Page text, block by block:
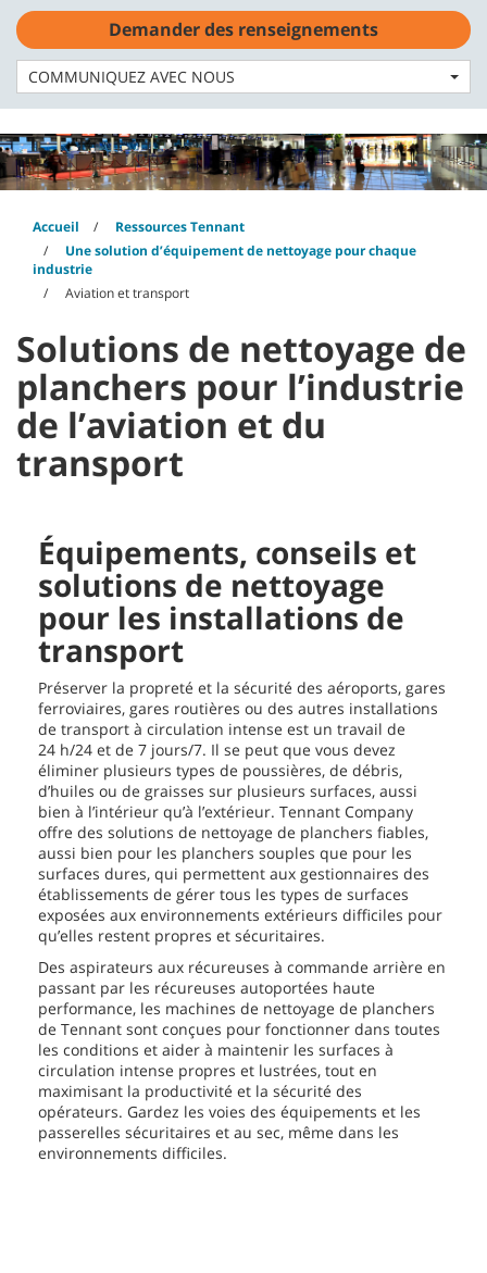
Skip
content
Skip
navigation
menu
Accueil
Ressources Tennant
Une solution d’équipement de nettoyage pour chaque
industrie
Aviation et transport
Solutions de nettoyage de
planchers pour l’industrie
de l’aviation et du
transport
Équipements, conseils et
solutions de nettoyage
pour les installations de
transport
Préserver la propreté et la sécurité des aéroports, gares
ferroviaires, gares routières ou des autres installations
de transport à circulation intense est un travail de
24 h/24 et de 7 jours/7. Il se peut que vous devez
éliminer plusieurs types de poussières, de débris,
d’huiles ou de graisses sur plusieurs surfaces, aussi
bien à l’intérieur qu’à l’extérieur. Tennant Company
offre des solutions de nettoyage de planchers fiables,
aussi bien pour les planchers souples que pour les
surfaces dures, qui permettent aux gestionnaires des
établissements de gérer tous les types de surfaces
exposées aux environnements extérieurs difficiles pour
qu’elles restent propres et sécuritaires.
Des aspirateurs aux récureuses à commande arrière en
passant par les récureuses autoportées haute
performance, les machines de nettoyage de planchers
de Tennant sont conçues pour fonctionner dans toutes
les conditions et aider à maintenir les surfaces à
circulation intense propres et lustrées, tout en
maximisant la productivité et la sécurité des
opérateurs. Gardez les voies des équipements et les
passerelles sécuritaires et au sec, même dans les
environnements difficiles.
Demander des renseignements
COMMUNIQUEZ AVEC NOUS